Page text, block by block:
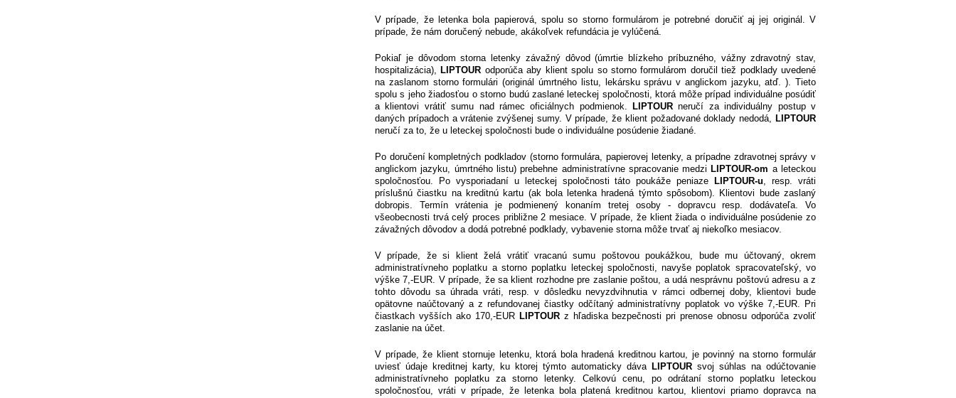
V prípade, že letenka bola papierová, spolu so storno formulárom je potrebné doručiť aj jej originál. V
prípade, že nám doručený nebude, akákoľvek refundácia je vylúčená.
Pokiaľ je dôvodom storna letenky závažný dôvod (úmrtie blízkeho príbuzného, vážny zdravotný stav,
hospitalizácia), LIPTOUR odporúča aby klient spolu so storno formulárom doručil tiež podklady uvedené
na zaslanom storno formulári (originál úmrtného listu, lekársku správu v anglickom jazyku, atď. ). Tieto
spolu s jeho žiadosťou o storno budú zaslané leteckej spoločnosti, ktorá môže prípad individuálne posúdiť
a klientovi vrátiť sumu nad rámec oficiálnych podmienok.
LIPTOUR neručí za individuálny postup v
daných prípadoch a vrátenie zvýšenej sumy. V prípade, že klient požadované doklady nedodá, LIPTOUR
neručí za to, že u leteckej spoločnosti bude o individuálne posúdenie žiadané.
Po doručení kompletných podkladov (storno formulára, papierovej letenky, a prípadne zdravotnej správy v
anglickom jazyku, úmrtného listu) prebehne administratívne spracovanie medzi LIPTOUR-om a leteckou
spoločnosťou. Po vysporiadaní u leteckej spoločnosti táto poukáže peniaze
LIPTOUR-u, resp. vráti
príslušnú čiastku na kreditnú kartu (ak bola letenka hradená týmto spôsobom). Klientovi bude zaslaný
dobropis. Termín vrátenia je podmienený konaním tretej osoby - dopravcu resp. dodávateľa. Vo
všeobecnosti trvá celý proces približne 2 mesiace. V prípade, že klient žiada o individuálne posúdenie zo
závažných dôvodov a dodá potrebné podklady, vybavenie storna môže trvať aj niekoľko mesiacov.
V prípade, že si klient želá vrátiť vracanú sumu poštovou poukážkou, bude mu účtovaný, okrem
administratívneho poplatku a storno poplatku leteckej spoločnosti, navyše poplatok spracovateľský, vo
výške 7,-EUR. V prípade, že sa klient rozhodne pre zaslanie poštou, a udá nesprávnu poštovú adresu a z
tohto dôvodu sa úhrada vráti, resp. v dôsledku nevyzdvihnutia v rámci odbernej doby, klientovi bude
opätovne naúčtovaný a z refundovanej čiastky odčítaný administratívny poplatok vo výške 7,-EUR. Pri
čiastkach vyšších ako 170,-EUR LIPTOURz hľadiska bezpečnosti pri prenose obnosu odporúča zvoliť
zaslanie na účet.
V prípade, že klient stornuje letenku, ktorá bola hradená kreditnou kartou, je povinný na storno formulár
uviesť údaje kreditnej karty, ku ktorej týmto automaticky dáva LIPTOUR svoj súhlas na odúčtovanie
administratívneho poplatku za storno letenky. Celkovú cenu, po odrátaní storno poplatku leteckou
spoločnosťou, vráti v prípade, že letenka bola platená kreditnou kartou, klientovi priamo dopravca na